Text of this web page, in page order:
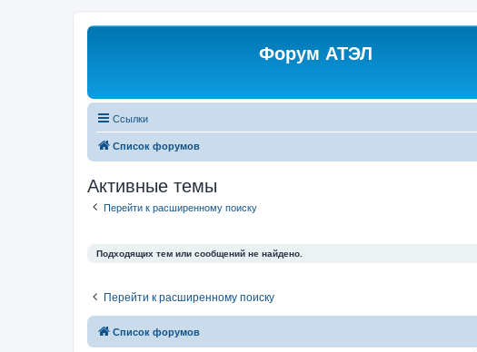
Форум АТЭЛ
Ссылки
Список форумов
Активные темы
Перейти к расширенному поиску
Подходящих тем или сообщений не найдено.
Перейти к расширенному поиску
Список форумов